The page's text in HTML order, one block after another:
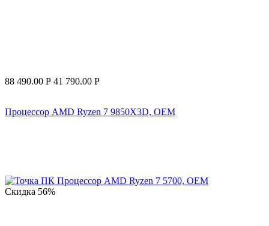
88 490.00 Р 41 790.00 Р
Процессор AMD Ryzen 7 9850X3D, OEM
Скидка 56%